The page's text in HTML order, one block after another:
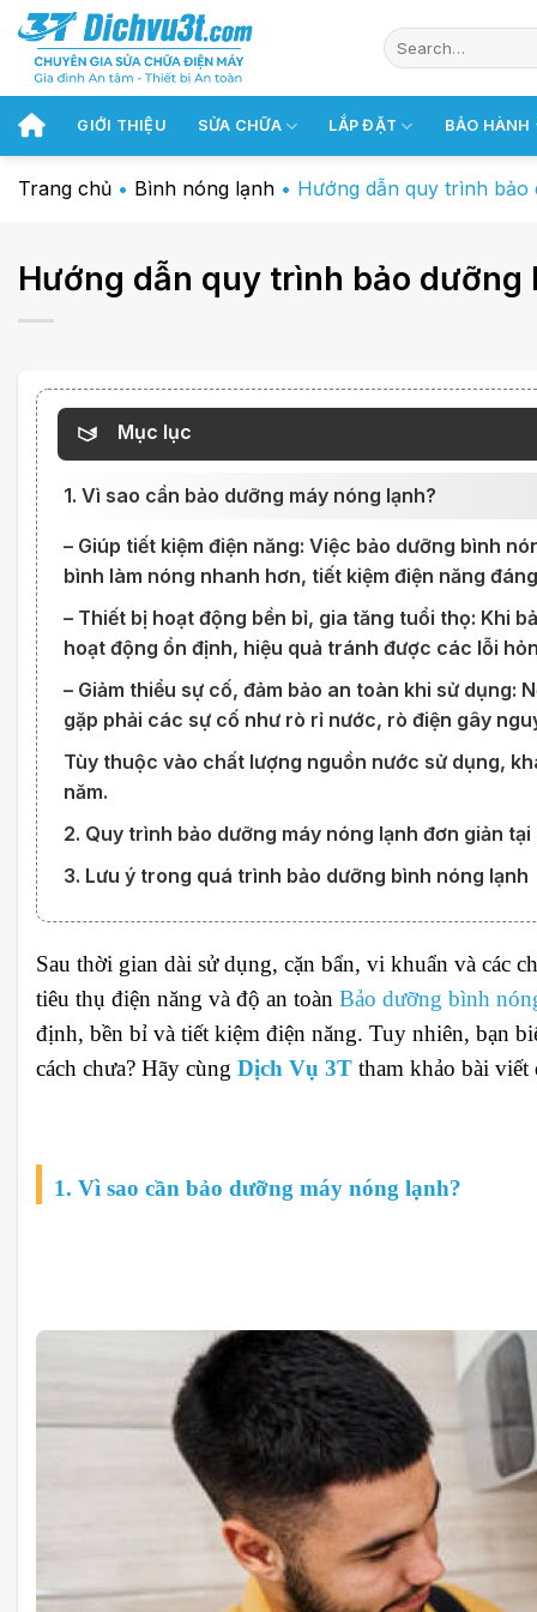
Chuyển
đến
dung
GIỚI THIỆU SỬA CHỮA LẮP ĐẶT BẢO HÀNH
Trang chủ • Bình nóng lạnh • Hướng dẫn quy trình
Hướng dẫn quy trình bảo dưỡng
Mục lục
1. Vì sao cần bảo dưỡng máy nóng lạnh?
– Giúp tiết kiệm điện năng: Việc bảo dưỡng bình
bình làm nóng nhanh hơn, tiết kiệm điện năng
– Thiết bị hoạt động bền bỉ, gia tăng tuổi thọ: Khi
hoạt động ổn định, hiệu quả tránh được các lỗi
– Giảm thiểu sự cố, đảm bảo an toàn khi sử dụng:
gặp phải các sự cố như rò rỉ nước, rò điện gây
Tùy thuộc vào chất lượng nguồn nước sử dụng,
năm.
2. Quy trình bảo dưỡng máy nóng lạnh đơn giản tại
3. Lưu ý trong quá trình bảo dưỡng bình nóng lạnh
Sau thời gian dài sử dụng, cặn bẩn, vi khuẩn và các
tiêu thụ điện năng và độ an toàn Bảo dưỡng bình
định, bền bỉ và tiết kiệm điện năng. Tuy nhiên, bạn
cách chưa? Hãy cùng Dịch Vụ 3T tham khảo bài
1. Vì sao cần bảo dưỡng máy nóng lạnh?